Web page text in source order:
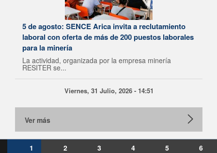
5 de agosto: SENCE Arica invita a reclutamiento
laboral con oferta de más de 200 puestos laborales
para la minería
La actividad, organizada por la empresa minería
RESITER se...
Viernes, 31 Julio, 2026 - 14:51
Ver más
1 2 3 4 5
6